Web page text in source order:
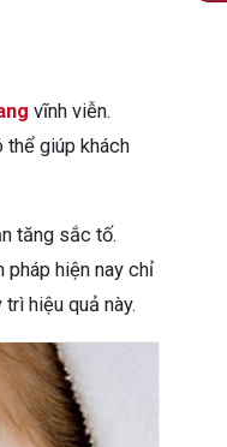
vĩnh viễn.
thể giúp khách
tăng sắc tố.
pháp hiện nay chỉ
hiệu quả này.